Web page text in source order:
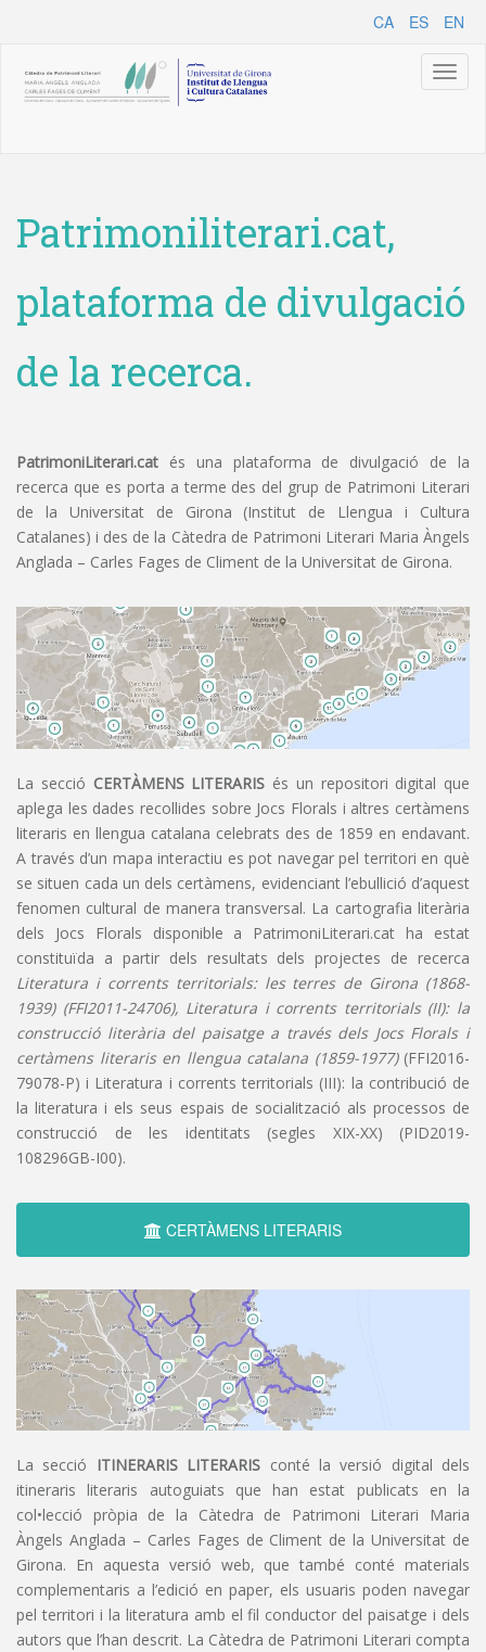
CA ES EN
Patrimoniliterari.cat,
plataforma de divulgació
de la recerca.
PatrimoniLiterari.cat és una plataforma de divulgació de la
recerca que es porta a terme des del grup de Patrimoni Literari
de la Universitat de Girona (Institut de Llengua i Cultura
Catalanes) i des de la Càtedra de Patrimoni Literari Maria Àngels
Anglada – Carles Fages de Climent de la Universitat de Girona.
La secció CERTÀMENS LITERARIS és un repositori digital que
aplega les dades recollides sobre Jocs Florals i altres certàmens
literaris en llengua catalana celebrats des de 1859 en endavant.
A través d’un mapa interactiu es pot navegar pel territori en què
se situen cada un dels certàmens, evidenciant l’ebullició d’aquest
fenomen cultural de manera transversal. La cartografia literària
dels Jocs Florals disponible a PatrimoniLiterari.cat ha estat
constituïda a partir dels resultats dels projectes de recerca
Literatura i corrents territorials: les terres de Girona (1868-
1939) (FFI2011-24706), Literatura i corrents territorials (II): la
construcció literària del paisatge a través dels Jocs Florals i
certàmens literaris en llengua catalana (1859-1977)(FFI2016-
79078-P) i Literatura i corrents territorials (III): la contribució de
la literatura i els seus espais de socialització als processos de
construcció de les identitats (segles XIX-XX) (PID2019-
108296GB-I00).
CERTÀMENS LITERARIS
La secció ITINERARIS LITERARIS conté la versió digital dels
itineraris literaris autoguiats que han estat publicats en la
col•lecció pròpia de la Càtedra de Patrimoni Literari Maria
Àngels Anglada – Carles Fages de Climent de la Universitat de
Girona. En aquesta versió web, que també conté materials
complementaris a l’edició en paper, els usuaris poden navegar
pel territori i la literatura amb el fil conductor del paisatge i dels
autors que l’han descrit. La Càtedra de Patrimoni Literari compta